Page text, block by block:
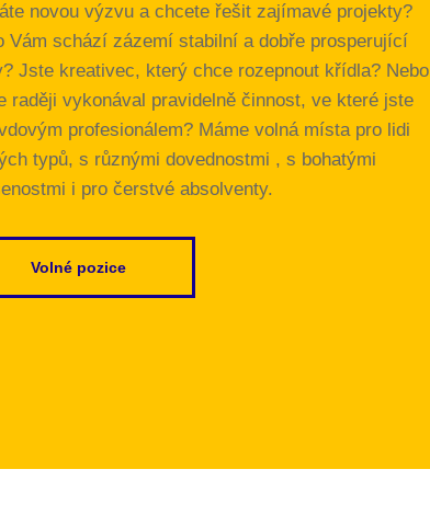
novou výzvu a chcete řešit zajímavé projekty?
Vám schází zázemí stabilní a dobře prosperující
Jste kreativec, který chce rozepnout křídla? Nebo
raději vykonával pravidelně činnost, ve které jste
profesionálem? Máme volná místa pro lidi
typů, s různými dovednostmi , s bohatými
i pro čerstvé absolventy.
Volné pozice